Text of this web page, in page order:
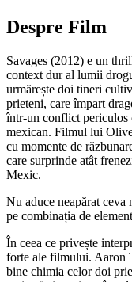
Despre Film
Savages (2012) e un
context dur al lumii
urmărește doi tineri
prieteni, care împart
într-un conflict periculos
mexican. Filmul lui
cu momente de
care surprinde atât
Mexic.
Nu aduce neapărat
pe combinația de
În ceea ce privește
forte ale filmului. Aaron
bine chimia celor doi